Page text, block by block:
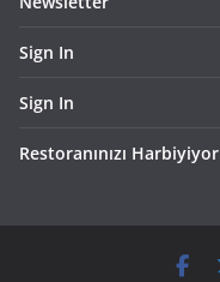
Sign In
Sign In
Restoranınızı